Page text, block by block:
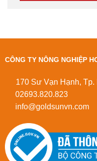
CÔNG TY NÔNG NGHIỆP
170 Sư Vạn Hạnh, Tp.
02693.820.823
info@goldsunvn.com